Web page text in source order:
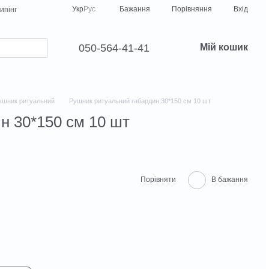
УкрРус Бажання Порівняння Вхід
050-564-41-41 Мій кошик
ритуальний Рушник ритуальний габардин 30*150 см 10 шт
30*150 см 10 шт
Порівняти В бажання